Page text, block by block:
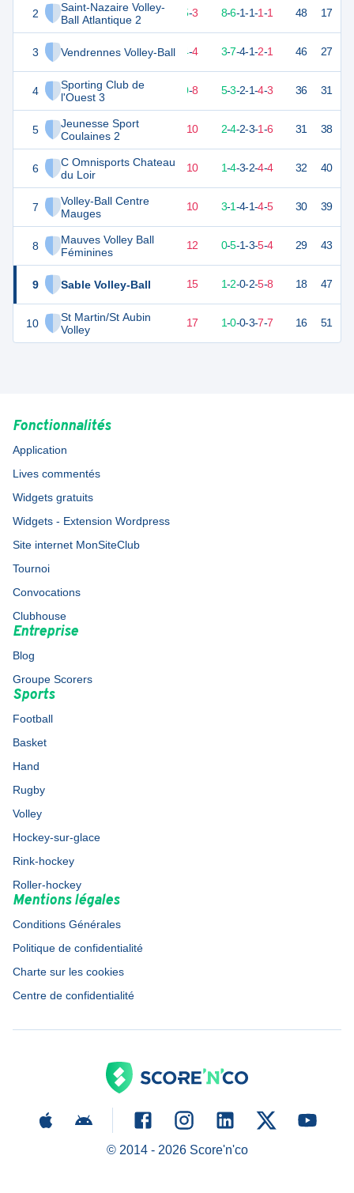
2
Saint-Nazaire Volley-
Ball Atlantique 2
3 Vendrennes Volley-Ball
4
Sporting Club de
l'Ouest 3
5
Jeunesse Sport
Coulaines 2
6
C Omnisports Chateau
du Loir
7
Volley-Ball Centre
Mauges
8
Mauves Volley Ball
Féminines
9 Sable Volley-Ball
10
St Martin/St Aubin
Volley
45 18 15-3 8-6-1-1-1-1 48 17
39 18 14-4 3-7-4-1-2-1 46 27
29 10-8 5-3-2-1-4-3 36 31
24 10 2-4-2-3-1-6 31 38
23 18 10 1-4-3-2-4-4 32 40
21 10 3-1-4-1-4-5 30 39
20 18 12 0-5-1-3-5-4 29 43
11 15 1-2-0-2-5-8 18 47
6 17 1-0-0-3-7-7 16 51
Fonctionnalités
Application
Lives commentés
Widgets gratuits
Widgets - Extension Wordpress
Site internet MonSiteClub
Tournoi
Convocations
Clubhouse
Entreprise
Blog
Groupe Scorers
Sports
Football
Basket
Hand
Rugby
Volley
Hockey-sur-glace
Rink-hockey
Roller-hockey
Mentions légales
Conditions Générales
Politique de confidentialité
Charte sur les cookies
Centre de confidentialité
© 2014 - 2026Score'n'co